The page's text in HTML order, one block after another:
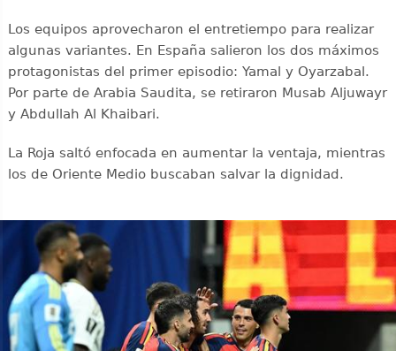
Los equipos aprovecharon el entretiempo para realizar
algunas variantes. En España salieron los dos máximos
protagonistas del primer episodio: Yamal y Oyarzabal.
Por parte de Arabia Saudita, se retiraron Musab Aljuwayr
y Abdullah Al Khaibari.
La Roja saltó enfocada en aumentar la ventaja, mientras
los de Oriente Medio buscaban salvar la dignidad.